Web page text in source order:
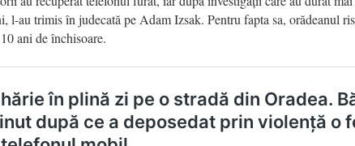
l-au trimis în judecată pe Adam Izsak. Pentru fapta sa, orădeanul
ani de închisoare.